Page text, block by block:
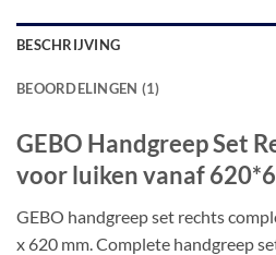
BESCHRIJVING
BEOORDELINGEN (1)
GEBO Handgreep Set
voor luiken vanaf
GEBO handgreep set rechts
x 620 mm. Complete handgreep